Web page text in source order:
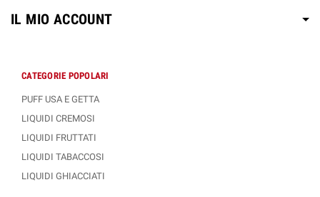
IL MIO ACCOUNT
CATEGORIE POPOLARI
PUFF USA E GETTA
LIQUIDI CREMOSI
LIQUIDI FRUTTATI
LIQUIDI TABACCOSI
LIQUIDI GHIACCIATI